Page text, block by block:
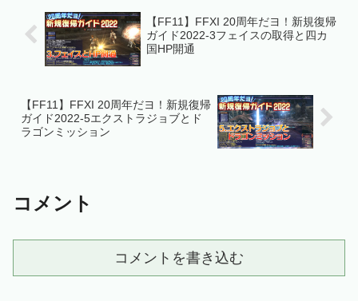
【FF11】FFXI 20周年だヨ！新規復帰
ガイド2022-3フェイスの取得と四カ
国HP開通
【FF11】FFXI 20周年だヨ！新規復帰
ガイド2022-5エクストラジョブとド
ラゴンミッション
コメント
コメントを書き込む